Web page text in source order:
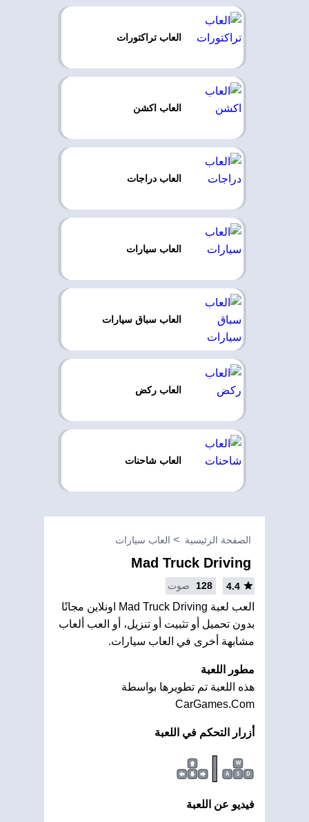
العاب تراكتورات
العاب اكشن
العاب دراجات
العاب سيارات
العاب سباق سيارات
العاب ركض
العاب شاحنات
الصفحة الرئيسية العاب سيارات
Mad Truck Driving
4.4
128 صوت
العب لعبة Mad Truck Driving اونلاين مجانًا
بدون تحميل أو تثبيت أو تنزيل، أو العب ألعاب
مشابهة أخرى في العاب سيارات.
مطور اللعبة
هذه اللعبة تم تطويرها بواسطة
CarGames.Com
أزرار التحكم في اللعبة
W
A
S D
|
فيديو عن اللعبة